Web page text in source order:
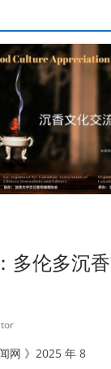
多伦多沉
网 》2025 年 8